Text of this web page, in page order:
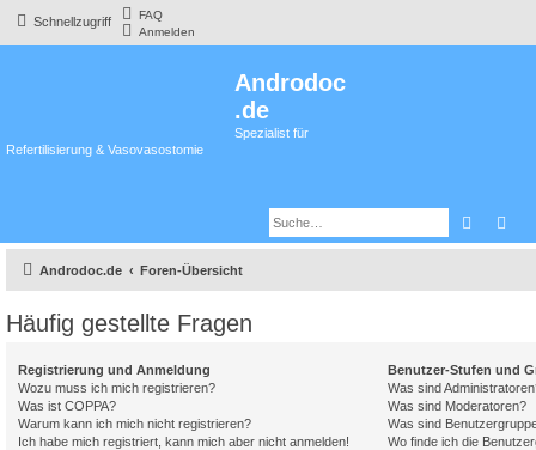
Schnellzugriff
FAQ
Anmelden
Androdoc
.de
Spezialist für
Refertilisierung & Vasovasostomie
Suche
Androdoc.de Foren-Übersicht
Häufig gestellte Fragen
Registrierung und Anmeldung
Wozu muss ich mich registrieren?
Was ist COPPA?
Warum kann ich mich nicht registrieren?
Ich habe mich registriert, kann mich aber nicht anmelden!
Benutzer-Stufen und
Was sind
Was sind Moderatoren?
Was sind
Wo finde ich die